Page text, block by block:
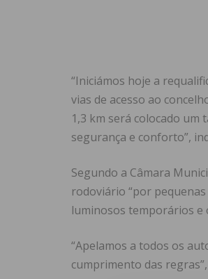
“Iniciámos hoje a
vias de acesso ao
1,3 km será colocado
segurança e conforto”,
Segundo a Câmara
rodoviário “por
luminosos temporários e
“Apelamos a todos os
cumprimento das